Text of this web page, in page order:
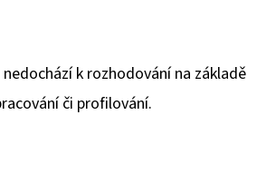
k rozhodování na základě
či profilování.